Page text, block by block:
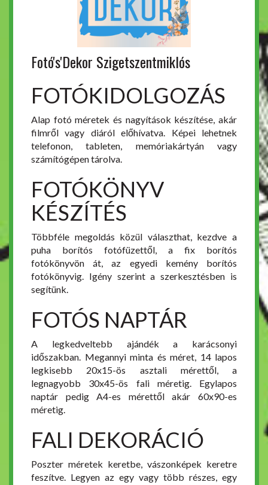
Fotó's'Dekor Szigetszentmiklós
FOTÓKIDOLGOZÁS
Alap fotó méretek és nagyítások készítése, akár
filmről vagy diáról előhívatva. Képei lehetnek
telefonon, tableten, memóriakártyán vagy
számítógépen tárolva.
FOTÓKÖNYV
KÉSZÍTÉS
Többféle megoldás közül választhat, kezdve a
puha borítós fotófüzettől, a fix borítós
fotókönyvön át, az egyedi kemény borítós
fotókönyvig. Igény szerint a szerkesztésben is
segítünk.
FOTÓS NAPTÁR
A legkedveltebb ajándék a karácsonyi
időszakban. Megannyi minta és méret, 14 lapos
legkisebb 20x15-ös asztali mérettől, a
legnagyobb 30x45-ös fali méretig. Egylapos
naptár pedig A4-es mérettől akár 60x90-es
méretig.
FALI DEKORÁCIÓ
Poszter méretek keretbe, vászonképek keretre
feszítve. Legyen az egy vagy több részes, egy